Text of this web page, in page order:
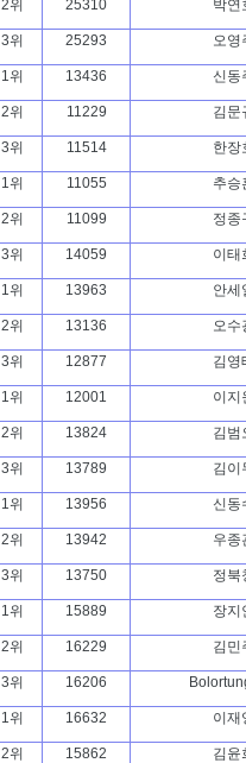
2위 25310 박연
3위 25293 오영
1위 13436 신동
2위 11229 김문
3위 11514 한장
1위 11055 추승
2위 11099 정종
3위 14059 이태
1위 13963 안세
2위 13136 오수
3위 12877 김영
1위 12001 이지
2위 13824 김범
3위 13789 김이
1위 13956 신동
2위 13942 우종
3위 13750 정북
1위 15889 장지
2위 16229 김민
3위 16206
1위 16632 이재
2위 15862 김윤